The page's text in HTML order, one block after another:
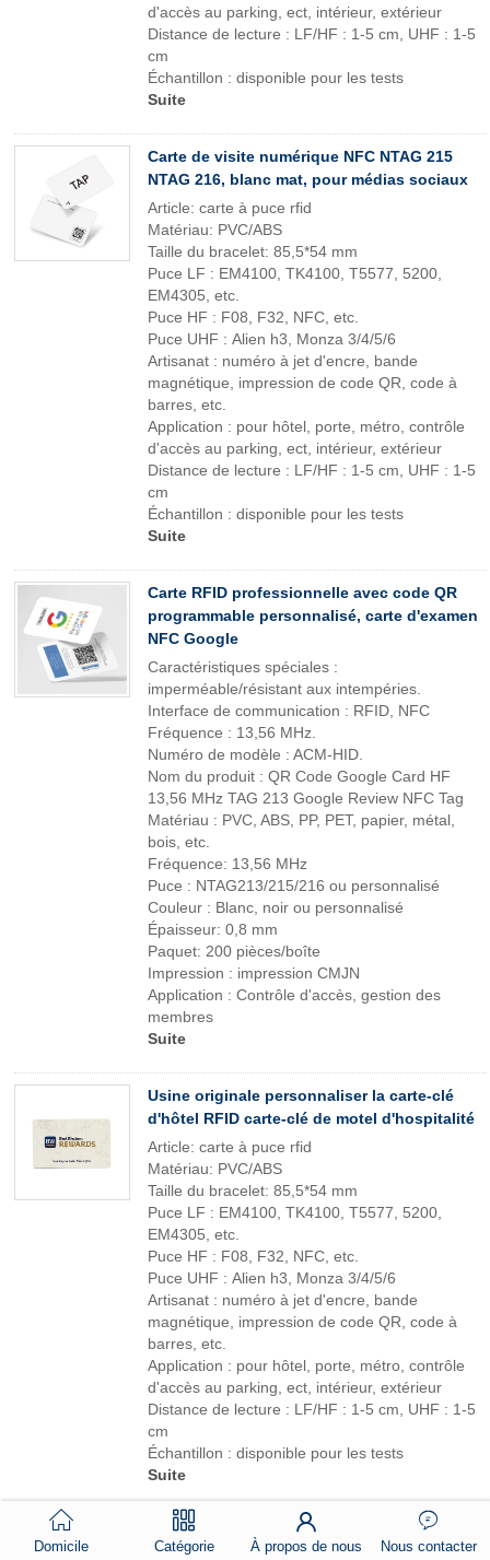
d'accès au parking, ect, intérieur, extérieur
Distance de lecture : LF/HF : 1-5 cm, UHF : 1-5
cm
Échantillon : disponible pour les tests
Suite
Carte de visite numérique NFC NTAG 215
NTAG 216, blanc mat, pour médias sociaux
Article: carte à puce rfid
Matériau: PVC/ABS
Taille du bracelet: 85,5*54 mm
Puce LF : EM4100, TK4100, T5577, 5200,
EM4305, etc.
Puce HF : F08, F32, NFC, etc.
Puce UHF : Alien h3, Monza 3/4/5/6
Artisanat : numéro à jet d'encre, bande
magnétique, impression de code QR, code à
barres, etc.
Application : pour hôtel, porte, métro, contrôle
d'accès au parking, ect, intérieur, extérieur
Distance de lecture : LF/HF : 1-5 cm, UHF : 1-5
cm
Échantillon : disponible pour les tests
Suite
Carte RFID professionnelle avec code QR
programmable personnalisé, carte d'examen
NFC Google
Caractéristiques spéciales :
imperméable/résistant aux intempéries.
Interface de communication : RFID, NFC
Fréquence : 13,56 MHz.
Numéro de modèle : ACM-HID.
Nom du produit : QR Code Google Card HF
13,56 MHz TAG 213 Google Review NFC Tag
Matériau : PVC, ABS, PP, PET, papier, métal,
bois, etc.
Fréquence: 13,56 MHz
Puce : NTAG213/215/216 ou personnalisé
Couleur : Blanc, noir ou personnalisé
Épaisseur: 0,8 mm
Paquet: 200 pièces/boîte
Impression : impression CMJN
Application : Contrôle d'accès, gestion des
membres
Suite
Usine originale personnaliser la carte-clé
d'hôtel RFID carte-clé de motel d'hospitalité
Article: carte à puce rfid
Matériau: PVC/ABS
Taille du bracelet: 85,5*54 mm
Puce LF : EM4100, TK4100, T5577, 5200,
EM4305, etc.
Puce HF : F08, F32, NFC, etc.
Puce UHF : Alien h3, Monza 3/4/5/6
Artisanat : numéro à jet d'encre, bande
magnétique, impression de code QR, code à
barres, etc.
Application : pour hôtel, porte, métro, contrôle
d'accès au parking, ect, intérieur, extérieur
Distance de lecture : LF/HF : 1-5 cm, UHF : 1-5
cm
Échantillon : disponible pour les tests
Suite
Logo personnalisé QR noir mat intelligent
numérique métal caché NFC nom
Domicile Catégorie À propos de nous Nous contacter